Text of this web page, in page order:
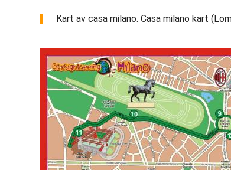
Kart av casa milano. Casa milano kart